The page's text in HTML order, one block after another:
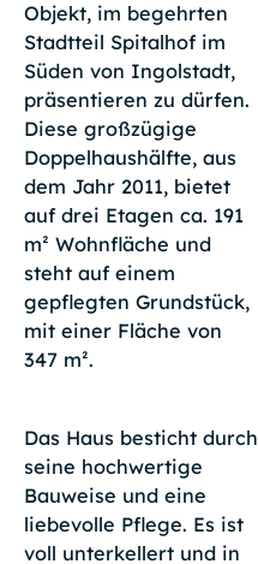
Objekt, im begehrten
Stadtteil Spitalhof im
Süden von Ingolstadt,
präsentieren zu dürfen.
Diese großzügige
Doppelhaushälfte, aus
dem Jahr 2011, bietet
auf drei Etagen ca. 191
m² Wohnfläche und
steht auf einem
gepflegten Grundstück,
mit einer Fläche von
347 m².
Das Haus besticht durch
seine hochwertige
Bauweise und eine
liebevolle Pflege. Es ist
voll unterkellert und in